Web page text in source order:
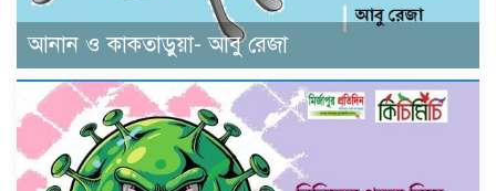
আনান ও কাকতাড়ুয়া- আবু রেজা